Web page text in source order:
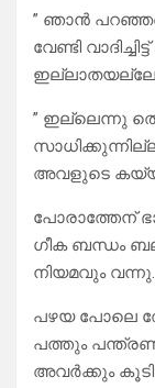
” ഞാൻ
വേണ്ടി
” ഇല്ലെന്നു
അവളുടെ
പോരാത്തേന്
ഗീക ബന്ധം
നിയമവും
പഴയ പോലെ
പത്തും
അവർക്കും